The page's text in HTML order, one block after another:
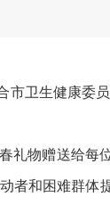
卫生健康委
物赠送给每
者和困难群体